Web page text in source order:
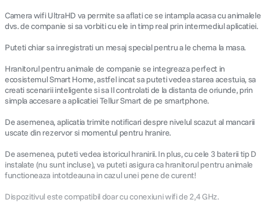
Camera wifi UltraHD va permite sa aflati ce se intampla acasa cu animalele
dvs. de companie si sa vorbiti cu ele in timp real prin intermediul aplicatiei.
Puteti chiar sa inregistrati un mesaj special pentru a le chema la masa.
Hranitorul pentru animale de companie se integreaza perfect in
ecosistemul Smart Home, astfel incat sa puteti vedea starea acestuia, sa
creati scenarii inteligente si sa Il controlati de la distanta de oriunde, prin
simpla accesare a aplicatiei Tellur Smart de pe smartphone.
De asemenea, aplicatia trimite notificari despre nivelul scazut al mancarii
uscate din rezervor si momentul pentru hranire.
De asemenea, puteti vedea istoricul hranirii. In plus, cu cele 3 baterii tip D
instalate (nu sunt incluse), va puteti asigura ca hranitorul pentru animale
functioneaza intotdeauna in cazul unei pene de curent!
Dispozitivul este compatibil doar cu conexiuni wifi de 2,4 GHz.